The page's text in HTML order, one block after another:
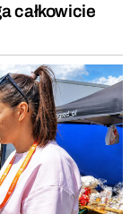
całkowicie